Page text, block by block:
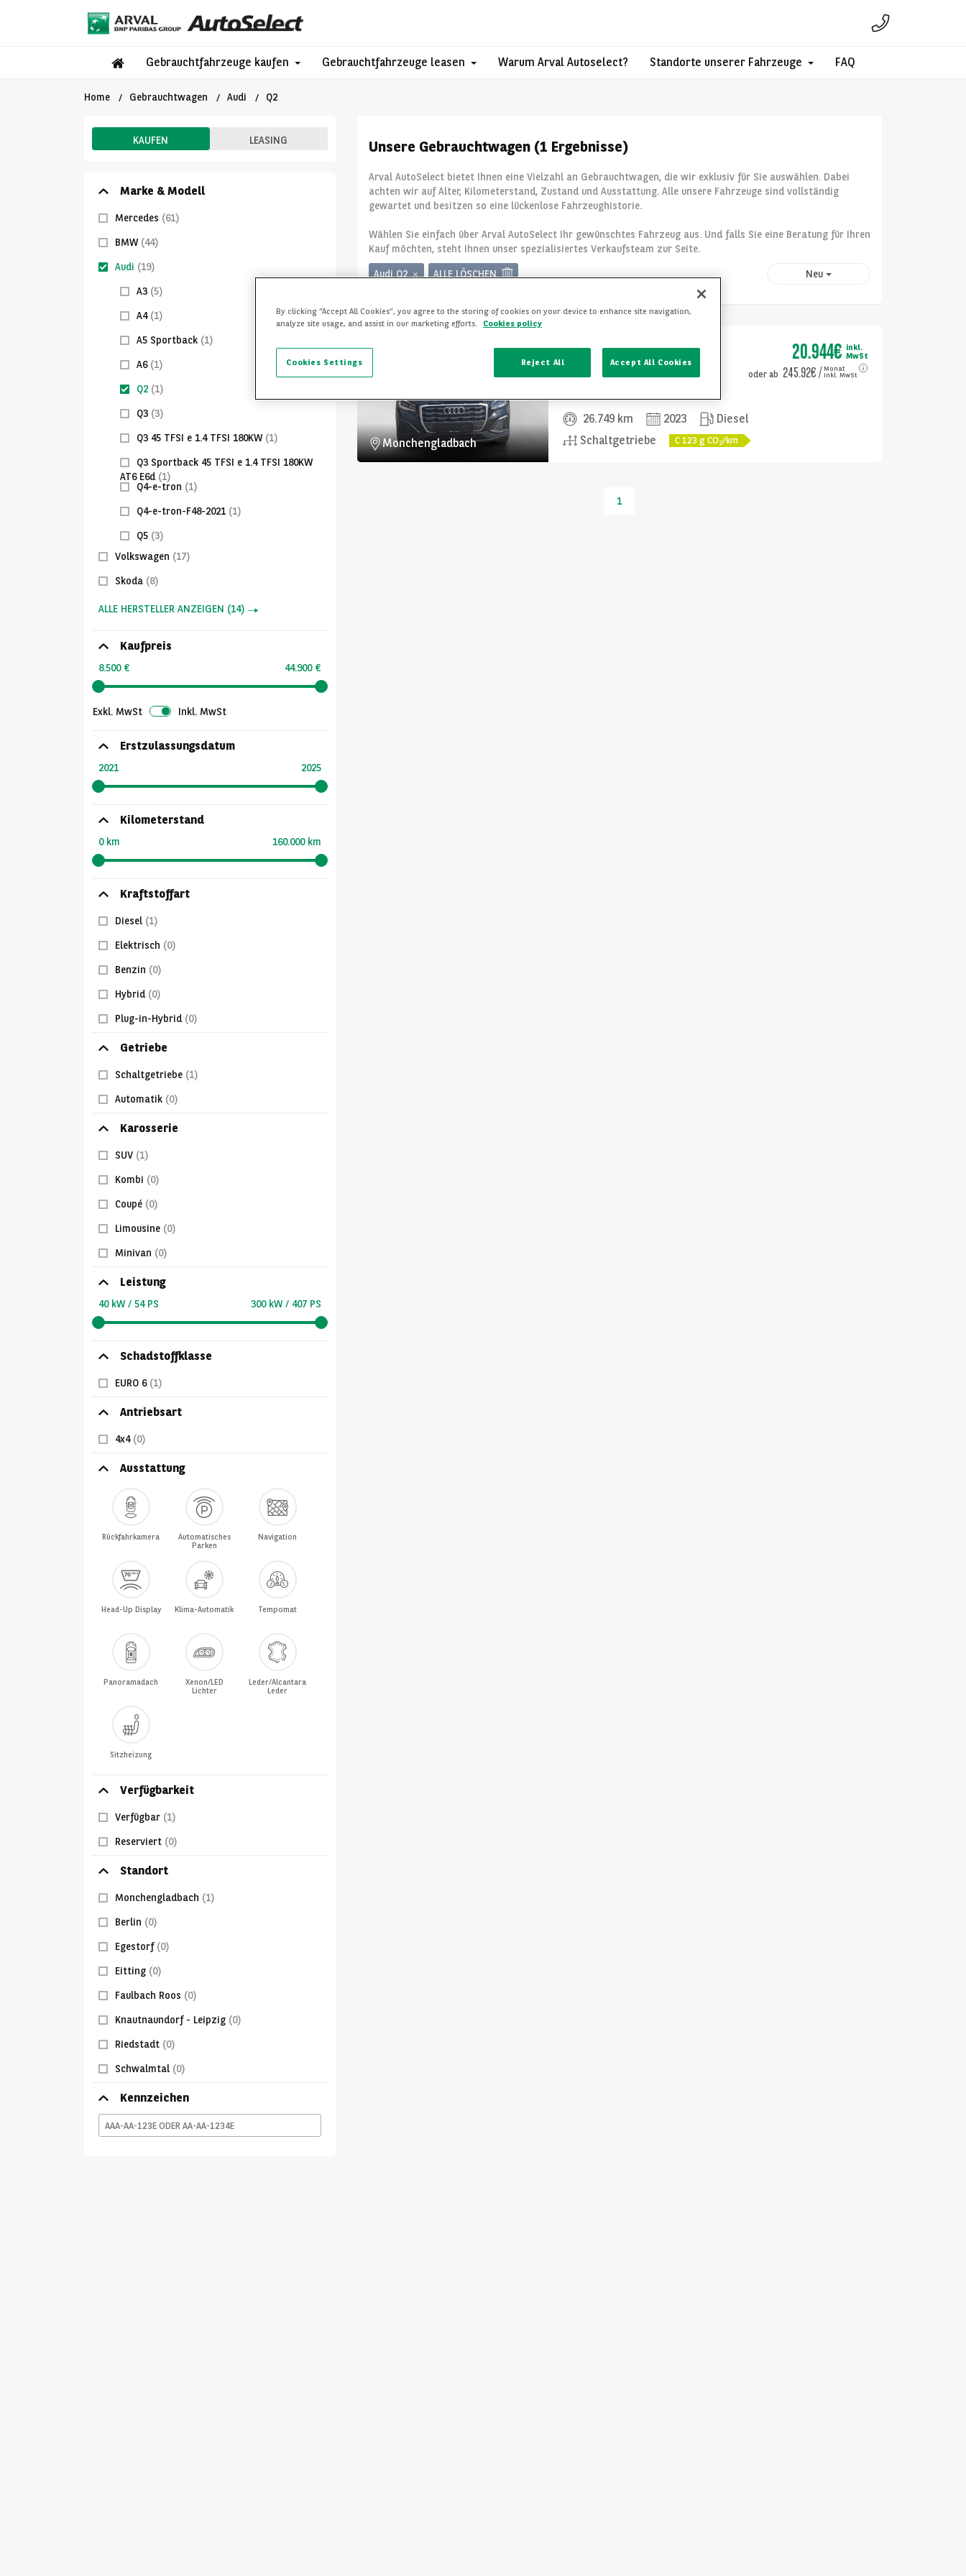
Gebrauchtfahrzeuge kaufen Gebrauchtfahrzeuge leasen Warum Arval Autoselect? Standorte unserer Fahrzeuge FAQ
Home Gebrauchtwagen Audi Q2
KAUFEN LEASING
Marke & Modell
Mercedes (61)
BMW (44)
Audi (19)
A3 (5)
A4 (1)
A5 Sportback (1)
A6 (1)
Q2 (1)
Q3 (3)
Q3 45 TFSI e 1.4 TFSI 180KW (1)
Q3 Sportback 45 TFSI e 1.4 TFSI 180KW
AT6 E6d (1)
Q4-e-tron (1)
Q4-e-tron-F48-2021 (1)
Q5 (3)
Volkswagen (17)
Skoda (8)
ALLE HERSTELLER ANZEIGEN (14)
Kaufpreis
8.500 € 44.900 €
Exkl. MwSt Inkl. MwSt
Erstzulassungsdatum
2021 2025
Kilometerstand
0 km 160.000 km
Kraftstoffart
Diesel (1)
Elektrisch (0)
Benzin (0)
Hybrid (0)
Plug-in-Hybrid (0)
Getriebe
Schaltgetriebe (1)
Automatik (0)
Karosserie
SUV (1)
Kombi (0)
Coupé (0)
Limousine (0)
Minivan (0)
Leistung
40 kW / 54 PS 300 kW / 407 PS
Schadstoffklasse
EURO 6 (1)
Antriebsart
4x4 (0)
Ausstattung
Rückfahrkamera
Automatisches
Parken
Navigation
Head-Up Display Klima-Automatik Tempomat
Panoramadach
Xenon/LED
Lichter
Leder/Alcantara
Leder
Sitzheizung
Verfügbarkeit
Verfügbar (1)
Reserviert (0)
Standort
Monchengladbach (1)
Berlin (0)
Egestorf (0)
Eitting (0)
Faulbach Roos (0)
Knautnaundorf - Leipzig (0)
Riedstadt (0)
Schwalmtal (0)
Kennzeichen
AAA-
AA-
Unsere Gebrauchtwagen (1 Ergebnisse)
Arval AutoSelect bietet Ihnen eine Vielzahl an Gebrauchtwagen, die wir exklusiv für Sie auswählen. Dabei
achten wir auf Alter, Kilometerstand, Zustand und Ausstattung. Alle unsere Fahrzeuge sind vollständig
gewartet und besitzen so eine lückenlose Fahrzeughistorie.
Wählen Sie einfach über Arval AutoSelect Ihr gewünschtes Fahrzeug aus. Und falls Sie eine Beratung für Ihren
Kauf möchten, steht Ihnen unser spezialisiertes Verkaufsteam zur Seite.
Audi Q2 ALLE LÖSCHEN Neu
Monchengladbach
Audi Q2
30 TDI 2.0 TDI 85KW
26.749 km 2023
Diesel
Schaltgetriebe
C 123 g CO2/km
20.944€ inkl.
MwSt
oder ab 245.92€/ Monat
inkl. MwSt
1
By clicking “Accept All Cookies”, you agree to the storing of cookies on your device to enhance site navigation,
analyze site usage, and assist in our marketing efforts.
Cookies policy
Reject All Accept All Cookies
Cookies Settings